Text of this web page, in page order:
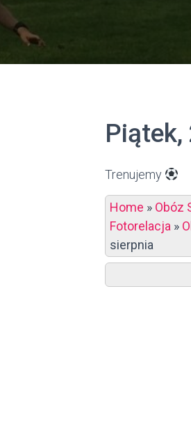
Trenujemy
Home » Obóz
Fotorelacja »
sierpnia